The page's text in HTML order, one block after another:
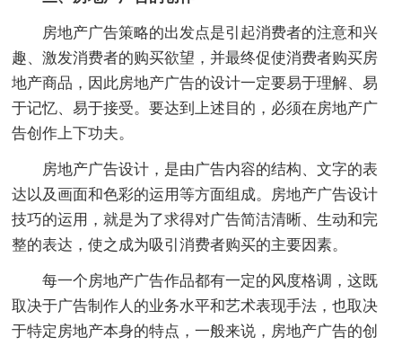
房地产广告策略的出发点是引起消费者的注意和兴
趣、激发消费者的购买欲望，并最终促使消费者购买房
地产商品，因此房地产广告的设计一定要易于理解、易
于记忆、易于接受。要达到上述目的，必须在房地产广
告创作上下功夫。
房地产广告设计，是由广告内容的结构、文字的表
达以及画面和色彩的运用等方面组成。房地产广告设计
技巧的运用，就是为了求得对广告简洁清晰、生动和完
整的表达，使之成为吸引消费者购买的主要因素。
每一个房地产广告作品都有一定的风度格调，这既
取决于广告制作人的业务水平和艺术表现手法，也取决
于特定房地产本身的特点，一般来说，房地产广告的创